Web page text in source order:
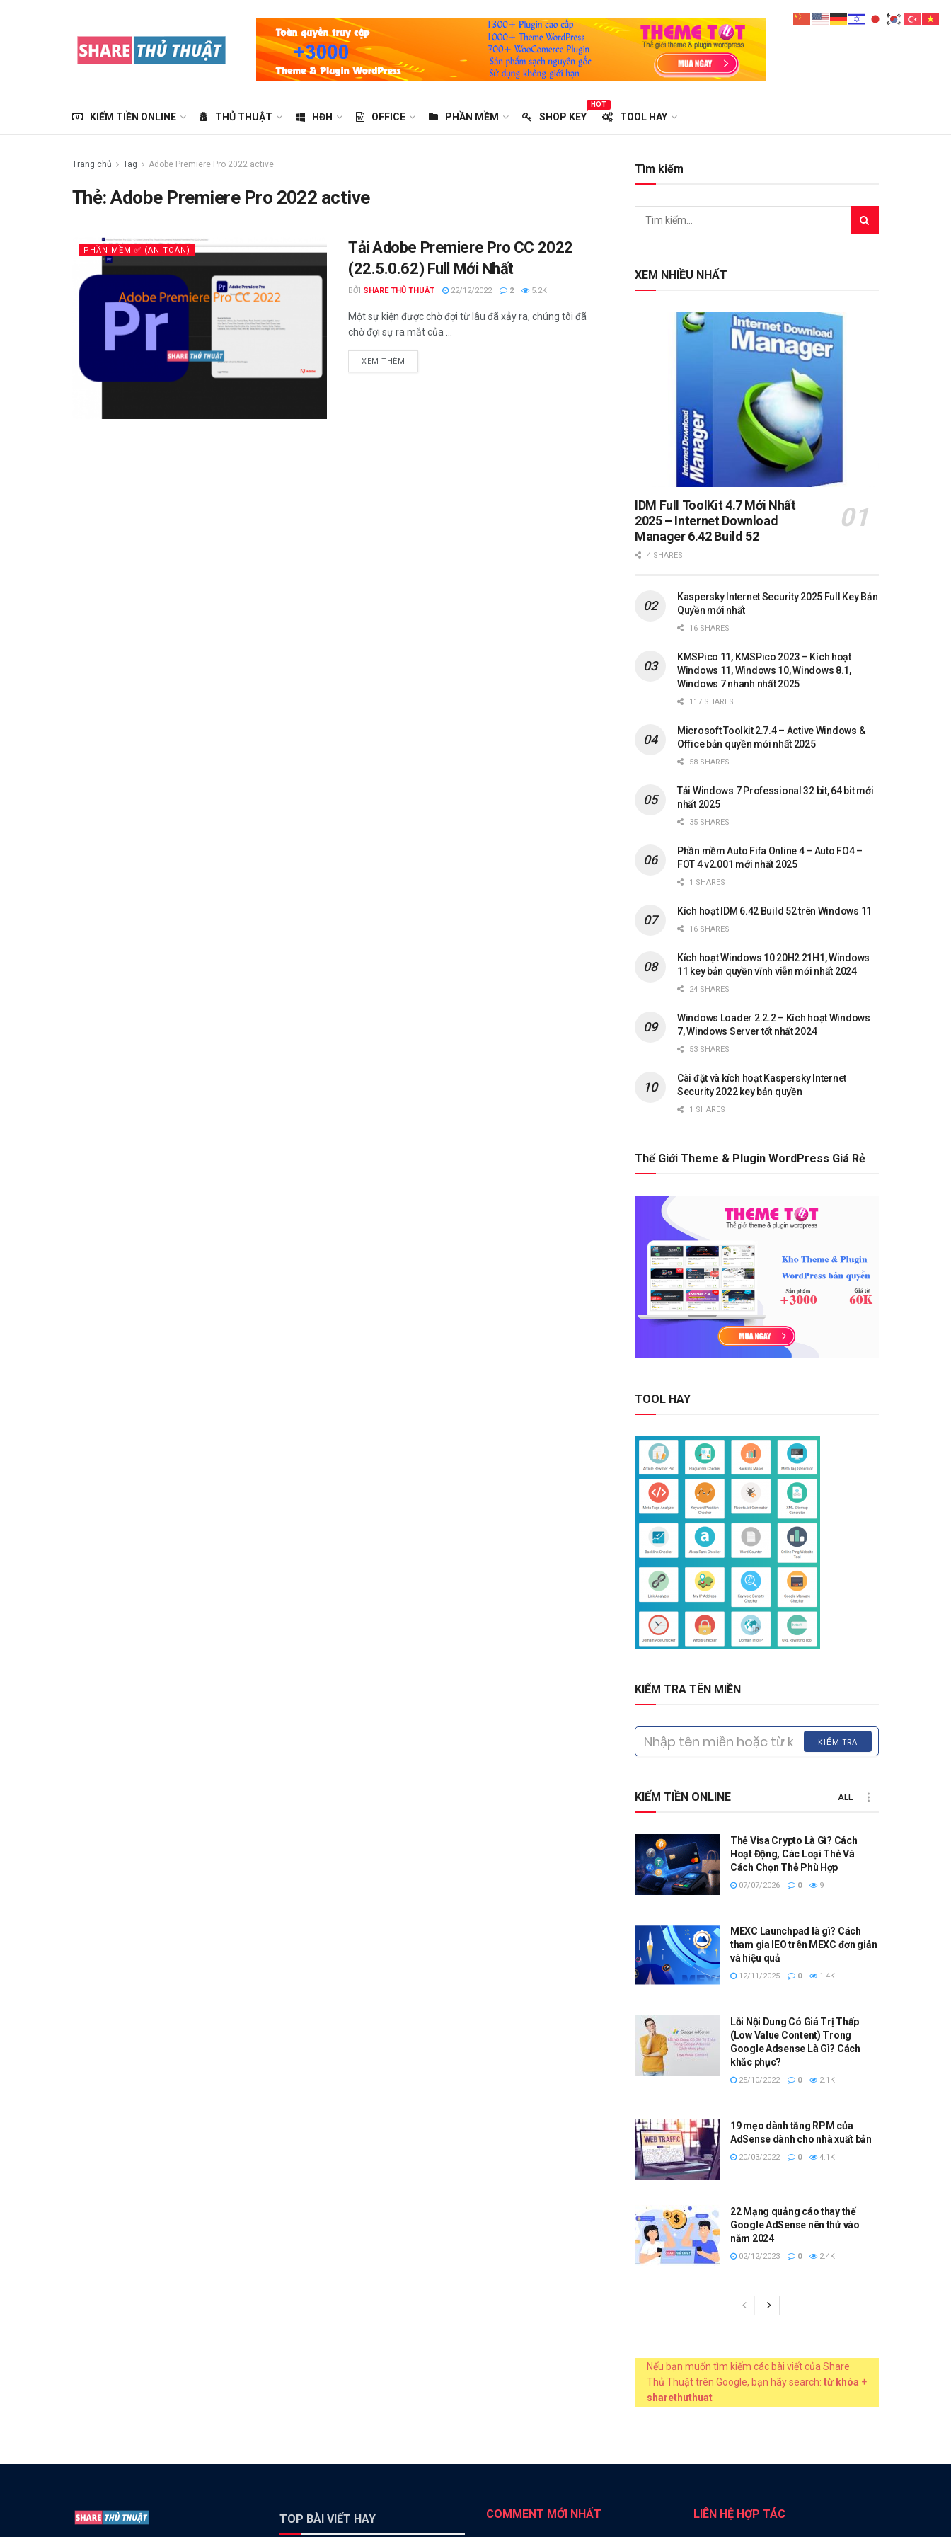
KIẾM TIỀN ONLINE THỦ THUẬT HĐH OFFICE PHẦN MỀM SHOP KEY
HOT
TOOL HAY
Trang chủ Tag Adobe Premiere Pro 2022 active
Thẻ:Adobe Premiere Pro 2022 active
PHẦN MỀM ✅ (AN TOÀN)
Tải Adobe Premiere Pro CC 2022
(22.5.0.62) Full Mới Nhất
BỞI SHARE THỦ THUẬT 22/12/2022 2 5.2K
Một sự kiện được chờ đợi từ lâu đã xảy ra, chúng tôi đã
chờ đợi sự ra mắt của ...
XEM THÊM
Tìm kiếm
XEM NHIỀU NHẤT
IDM Full ToolKit 4.7 Mới Nhất
2025 – Internet Download
Manager 6.42 Build 52
4 SHARES
Kaspersky Internet Security 2025 Full Key Bản
Quyền mới nhất
16 SHARES
KMSPico 11, KMSPico 2023 – Kích hoạt
Windows 11, Windows 10, Windows 8.1,
Windows 7 nhanh nhất 2025
117 SHARES
Microsoft Toolkit 2.7.4 – Active Windows &
Office bản quyền mới nhất 2025
58 SHARES
Tải Windows 7 Professional 32 bit, 64 bit mới
nhất 2025
35 SHARES
Phần mềm Auto Fifa Online 4 – Auto FO4 –
FOT 4 v2.001 mới nhất 2025
1 SHARES
Kích hoạt IDM 6.42 Build 52 trên Windows 11
16 SHARES
Kích hoạt Windows 10 20H2 21H1, Windows
11 key bản quyền vĩnh viễn mới nhất 2024
24 SHARES
Windows Loader 2.2.2 – Kích hoạt Windows
7, Windows Server tốt nhất 2024
53 SHARES
Cài đặt và kích hoạt Kaspersky Internet
Security 2022 key bản quyền
1 SHARES
Thế Giới Theme & Plugin WordPress Giá Rẻ
TOOL HAY
KIỂM TRA TÊN MIỀN
KIỂM TRA
KIẾM TIỀN ONLINE ALL
Thẻ Visa Crypto Là Gì? Cách
Hoạt Động, Các Loại Thẻ Và
Cách Chọn Thẻ Phù Hợp
07/07/2026 0 9
MEXC Launchpad là gì? Cách
tham gia IEO trên MEXC đơn giản
và hiệu quả
12/11/2025 0 1.4K
Lỗi Nội Dung Có Giá Trị Thấp
(Low Value Content) Trong
Google Adsense Là Gì? Cách
khắc phục?
25/10/2022 0 2.1K
19 mẹo dành tăng RPM của
AdSense dành cho nhà xuất bản
20/03/2022 0 4.1K
22 Mạng quảng cáo thay thế
Google AdSense nên thử vào
năm 2024
02/12/2023 0 2.4K
Nếu bạn muốn tìm kiếm các bài viết của Share
Thủ Thuật trên Google, bạn hãy search: từ khóa +
sharethuthuat
TOP BÀI VIẾT HAY COMMENT MỚI NHẤT LIÊN HỆ HỢP TÁC